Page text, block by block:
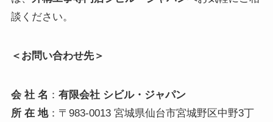
談ください。
＜お問い合わせ先＞
会 社 名 ： 有限会社 シビル・ジャパン
所 在 地：〒983-0013 宮城県仙台市宮城野区中野3丁